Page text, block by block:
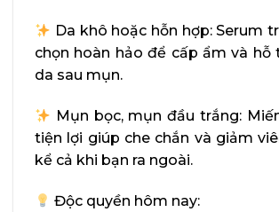
Da khô hoặc hỗn hợp: Serum
chọn hoàn hảo để cấp ẩm và hỗ
da sau mụn.
Mụn bọc, mụn đầu trắng:
tiện lợi giúp che chắn và giảm
kể cả khi bạn ra ngoài.
Độc quyền hôm nay: